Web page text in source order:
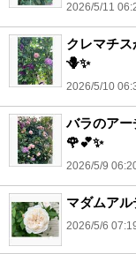
2026/5/11
クレマチ
🪻✨
2026/5/10
バラのア
🌹💕✨
2026/5/9
マダムアル
2026/5/6